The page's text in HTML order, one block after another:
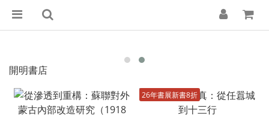
開明書店
26年書展新書8折